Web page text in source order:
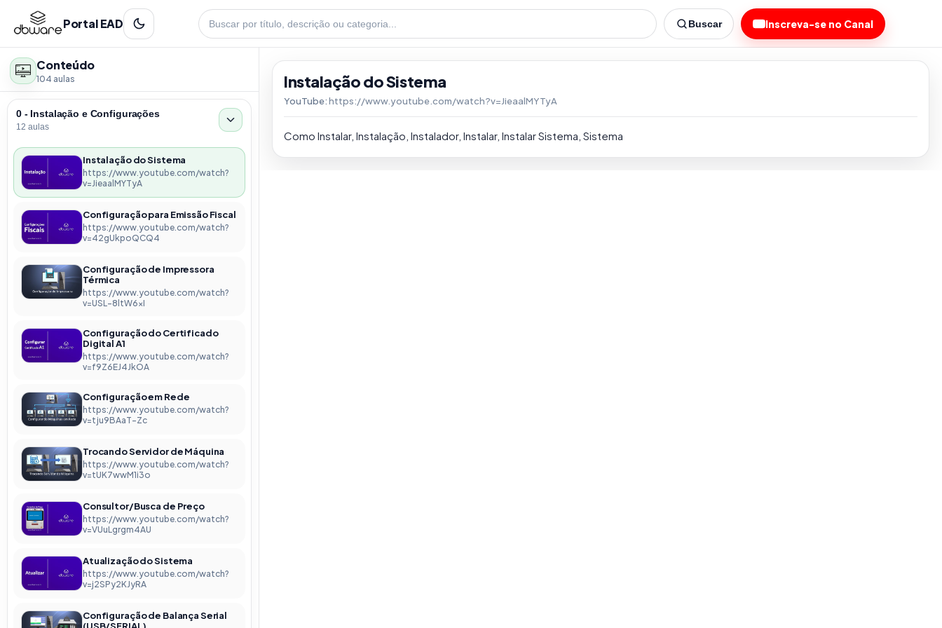
Portal EAD Buscar Inscreva-se no Canal
Conteúdo
104 aulas
0 - Instalação e Configurações
12 aulas
Instalação do Sistema
https://www.youtube.com/watch?
v=JieaalMYTyA
Configuração para Emissão Fiscal
https://www.youtube.com/watch?
v=42gUkpoQCQ4
Configuração de Impressora
Térmica
https://www.youtube.com/watch?
v=USL-8ltW6xI
Configuração do Certificado
Digital A1
https://www.youtube.com/watch?
v=f9Z6EJ4JkOA
Configuração em Rede
https://www.youtube.com/watch?
v=tju9BAaT-Zc
Trocando Servidor de Máquina
https://www.youtube.com/watch?
v=tUK7wwM1i3o
Consultor/Busca de Preço
https://www.youtube.com/watch?
v=VUuLgrgm4AU
Atualização do Sistema
https://www.youtube.com/watch?
v=j2SPy2KJyRA
Configuração de Balança Serial
Instalação do Sistema
YouTube:https://www.youtube.com/watch?v=JieaalMYTyA
Como Instalar, Instalação Instalador, Instalar, Instalar Sistema Sistema